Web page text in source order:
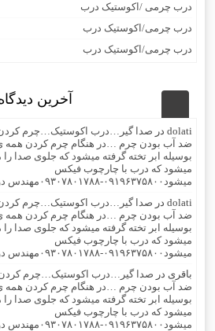
درب چرمی /اکوستیک درب
درب چرمی/اکوستیک درب
درب چرمی/اکوستیک درب
آخرین
dolati در صدا گیر…درب اکوستیک…چرم
ضد آب بودن چرم …در هنگام چرم کردن همه
بوسیله ابر تخته گرفته میشود که جلوی صدا را
میشود که درب با چارچوب فیکس
میشود۰۹۱۹۶۳۷۵۸۰۰-۰۹۳۰۷۸۰۱۷۸۸مهندس دولتی
dolati در صدا گیر…درب اکوستیک…چرم
ضد آب بودن چرم …در هنگام چرم کردن همه
بوسیله ابر تخته گرفته میشود که جلوی صدا را
میشود که درب با چارچوب فیکس
میشود۰۹۱۹۶۳۷۵۸۰۰-۰۹۳۰۷۸۰۱۷۸۸مهندس دولتی
باقری در صدا گیر…درب اکوستیک…چرم
ضد آب بودن چرم …در هنگام چرم کردن همه
بوسیله ابر تخته گرفته میشود که جلوی صدا را
میشود که درب با چارچوب فیکس
میشود۰۹۱۹۶۳۷۵۸۰۰-۰۹۳۰۷۸۰۱۷۸۸مهندس دولتی